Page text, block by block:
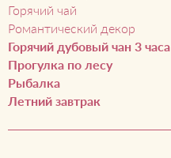
Горячий чай
Романтический декор
Горячий дубовый чан 3 часа
Прогулка по лесу
Рыбалка
Летний завтрак